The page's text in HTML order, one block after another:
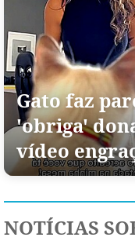
Gato faz
'obriga'
vídeo
NOTÍCIAS